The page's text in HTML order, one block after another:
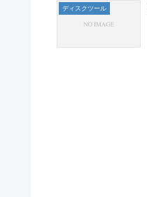
ディスクツール